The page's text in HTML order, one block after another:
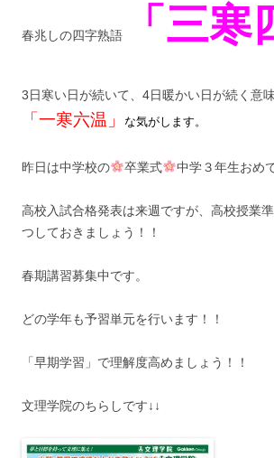
春兆しの四字熟語 「三寒
3日寒い日が続いて、4日暖かい日が続く意
「一寒六温」 な気がします。
昨日は中学校の 卒業式 中学３年生おめ
高校入試合格発表は来週ですが、高校授業
つしておきましょう！！
春期講習募集中です。
どの学年も予習単元を行います！！
「早期学習」で理解度高めましょう！！
文理学院のちらしです↓↓